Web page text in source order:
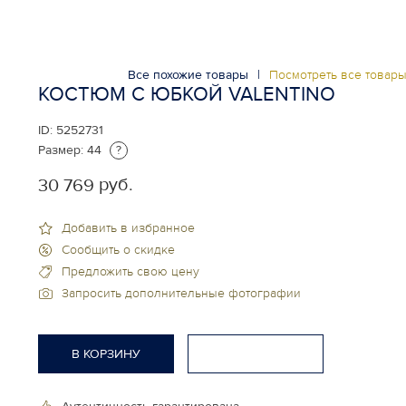
Все похожие товары | Посмотреть все
КОСТЮМ С ЮБКОЙ VALENTINO
ID: 5252731
Размер: 44 ?
30 769 руб.
Добавить в избранное
Сообщить о скидке
Предложить свою цену
Запросить дополнительные фотографии
В КОРЗИНУ